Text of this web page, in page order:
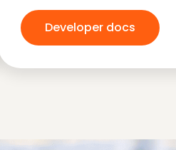
Developer docs